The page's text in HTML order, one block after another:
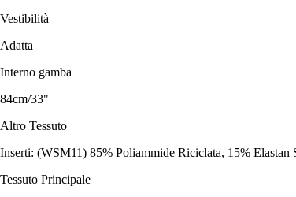
Vestibilità
Adatta
Interno gamba
84cm/33"
Altro Tessuto
Inserti: (WSM11) 85% Poliammide Riciclata, 15% Elastan
Tessuto Principale